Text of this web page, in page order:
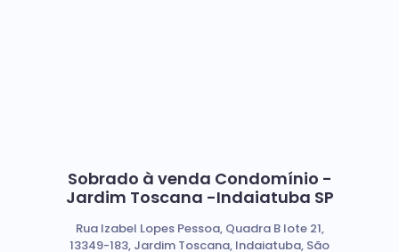
Sobrado à venda Condomínio -
Jardim Toscana -Indaiatuba SP
Rua Izabel Lopes Pessoa, Quadra B lote 21,
13349-183, Jardim Toscana, Indaiatuba, São